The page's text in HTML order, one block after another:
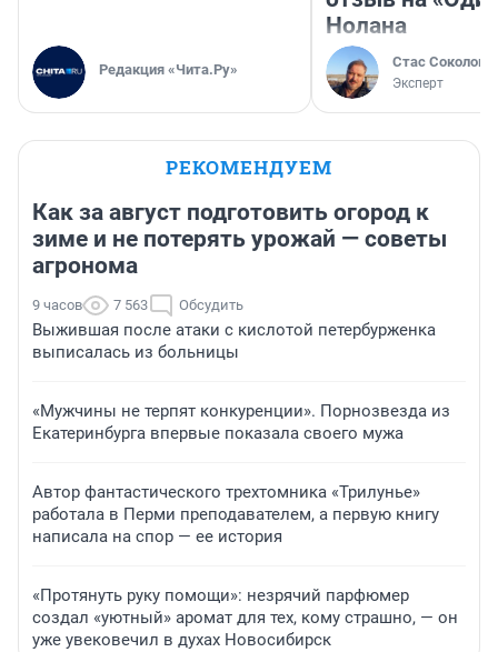
Редакция «Чита.Ру»
Нолана
Стас Соколов
Эксперт
РЕКОМЕНДУЕМ
Как за август подготовить огород к
зиме и не потерять урожай — советы
агронома
9 часов 7 563 Обсудить
Выжившая после атаки с кислотой петербурженка
выписалась из больницы
«Мужчины не терпят конкуренции». Порнозвезда из
Екатеринбурга впервые показала своего мужа
Автор фантастического трехтомника «Трилунье»
работала в Перми преподавателем, а первую книгу
написала на спор — ее история
«Протянуть руку помощи»: незрячий парфюмер
создал «уютный» аромат для тех, кому страшно, — он
уже увековечил в духах Новосибирск